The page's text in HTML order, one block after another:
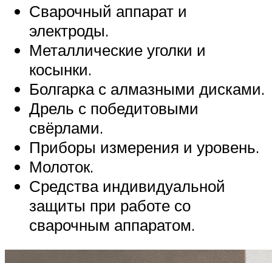
Сварочный аппарат и
электроды.
Металлические уголки и
косынки.
Болгарка с алмазными дисками.
Дрель с победитовыми
свёрлами.
Приборы измерения и уровень.
Молоток.
Средства индивидуальной
защиты при работе со
сварочным аппаратом.